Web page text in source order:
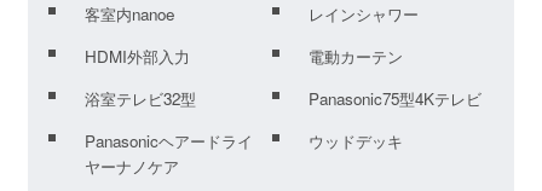
客室内nanoe
レインシャワー
HDMI外部入力
電動カーテン
浴室テレビ32型
Panasonic75型4Kテレビ
Panasonicヘアードライ
ヤーナノケア
ウッドデッキ